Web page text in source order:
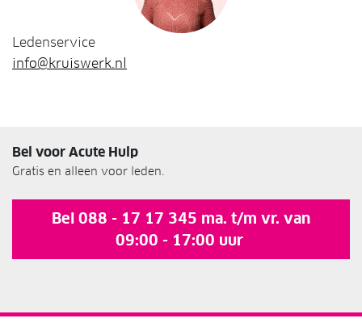
Ledenservice
info@kruiswerk.nl
Bel voor Acute Hulp
Gratis en alleen voor leden.
Bel 088 - 17 17 345 ma. t/m vr. van
09:00 - 17:00 uur